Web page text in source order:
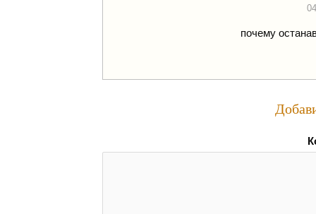
почему